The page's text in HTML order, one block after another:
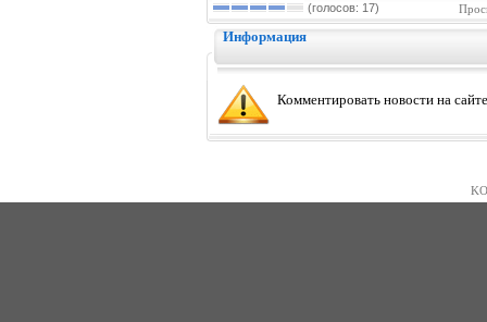
(голосов: 17)
Информация
Комментировать новости на